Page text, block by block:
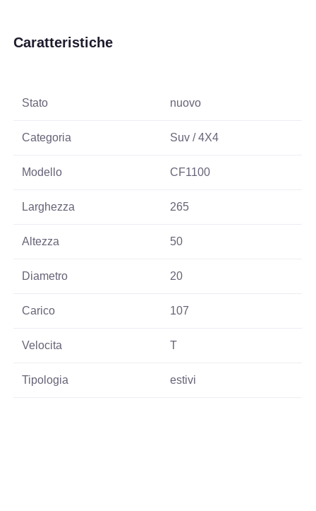
Caratteristiche
Stato nuovo
Categoria Suv / 4X4
Modello CF1100
Larghezza 265
Altezza 50
Diametro 20
Carico 107
Velocita T
Tipologia estivi